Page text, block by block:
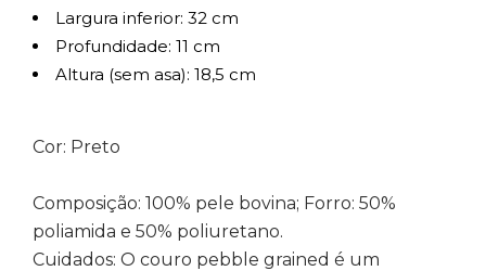
Largura inferior: 32 cm
Profundidade: 11 cm
Altura (sem asa): 18,5 cm
Cor: Preto
Composição: 100% pele bovina; Forro: 50%
poliamida e 50% poliuretano.
Cuidados: O couro pebble grained é um